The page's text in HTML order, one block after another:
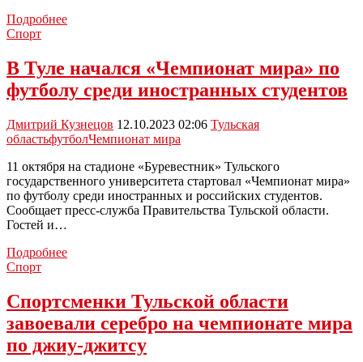
ПодробнееНовомосковец
на
чемпионате
по
силовым
видам
спорта
Спорт
В Туле начался «Чемпионат мира» по
футболу среди иностранных студентов
Дмитрий Кузнецов 12.10.2023 02:06 Тульская
областьфутболЧемпионат мира
11 октября на стадионе «Буревестник» Тульского
государственного университета стартовал «Чемпионат мира»
по футболу среди иностранных и российских студентов.
Сообщает пресс-служба Правительства Тульской области.
Гостей и…
ПодробнееВ
«Чемпионат
мира»
по
среди
Спорт
Спортсменки Тульской области
завоевали серебро на чемпионате мира
по джиу-джитсу